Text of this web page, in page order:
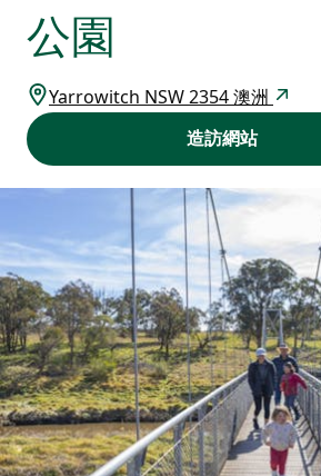
公園
Yarrowitch NSW 2354 澳洲
造訪網站